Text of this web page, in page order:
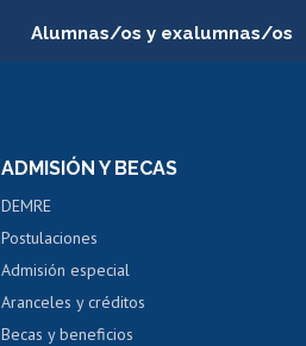
Alumnas/os y exalumnas/os
Consulta y certificado de notas
Servicio médico y dental
Pago de arancel y crédito alumnos
Pago de arancel y crédito exalumnos
Certificado de títulos y grados
ADMISIÓN Y BECAS
DEMRE
Postulaciones
Admisión especial
Aranceles y créditos
Becas y beneficios